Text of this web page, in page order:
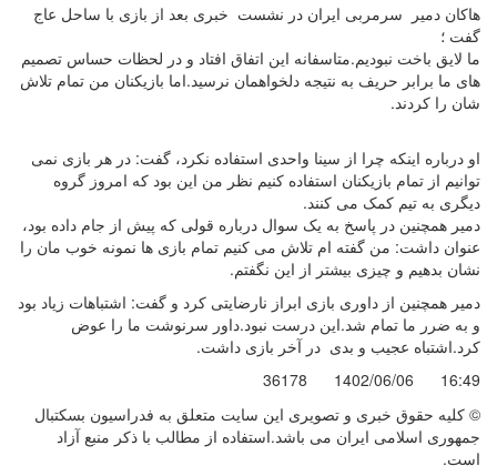
هاکان دمیر سرمربی ایران در نشست خبری بعد از بازی با ساحل عاج
گفت ؛
ما لایق باخت نبودیم.متاسفانه این اتفاق افتاد و در لحظات حساس تصمیم
های ما برابر حریف به نتیجه دلخواهمان نرسید.اما بازیکنان من تمام تلاش
شان را کردند.
او درباره اینکه چرا از سینا واحدی استفاده نکرد، گفت: در هر بازی نمی
توانیم از تمام بازیکنان استفاده کنیم نظر من این بود که امروز گروه
دیگری به تیم کمک می کنند.
دمیر همچنین در پاسخ به یک سوال درباره قولی که پیش از جام داده بود،
عنوان داشت: من گفته ام تلاش می کنیم تمام بازی ها نمونه خوب مان را
نشان بدهیم و چیزی بیشتر از این نگفتم.
دمیر همچنین از داوری بازی ابراز نارضایتی کرد و گفت: اشتباهات زیاد بود
و به ضرر ما تمام شد.این درست نبود.داور سرنوشت ما را عوض
کرد.اشتباه عجیب و بدی در آخر بازی داشت.
16:49
1402/06/06
36178
© کليه حقوق خبری و تصويری اين سايت متعلق به فدراسیون بسکتبال
جمهوری اسلامی ایران می باشد.استفاده از مطالب با ذكر منبع آزاد
است.